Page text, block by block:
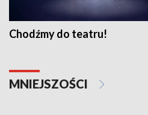
Chodźmy do teatru!
MNIEJSZOŚCI